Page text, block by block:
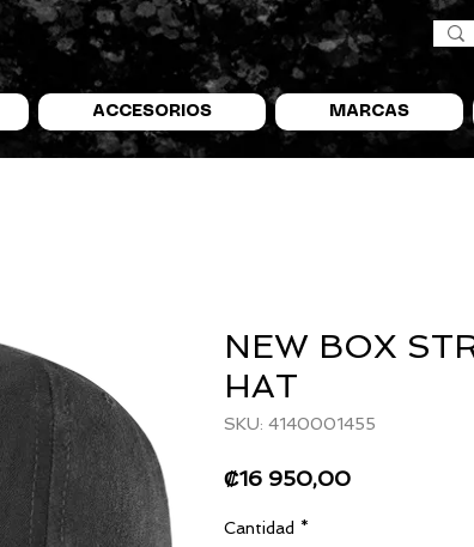
ACCESORIOS MARCAS
NEW BOX
HAT
SKU: 4140001455
₡16 950,00Precio
Cantidad *